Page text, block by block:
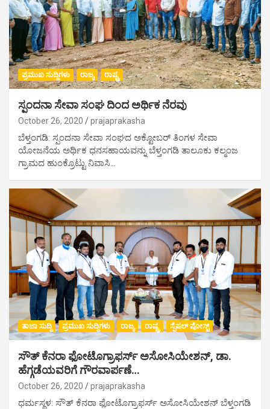
ಪ್ರಮುಖ ಸುದ್ದಿಗಳು ರಾಜ್ಯ ರಾಷ್ಟ್ರ
ಸ್ಪಂದನಾ ಸೇವಾ ಸಂಘ ದಿಂದ ಅರ್ಥಿಕ ನೆರವು
October 26, 2020 prajaprakasha
ಬೆಳ್ತಂಗಡಿ: ಸ್ಪಂದನಾ ಸೇವಾ ಸಂಘದ ಅಕ್ಟೋಬರ್ ತಿಂಗಳ ಸೇವಾ
ಯೋಜನೆಯ ಅರ್ಥಿಕ ಧನಸಹಾಯವನ್ನು ಬೆಳ್ತಂಗಡಿ ತಾಲೂಕು ಕಲ್ಮಂಜ
ಗ್ರಾಮದ ಹುಂಕ್ರೊಟ್ಟು ನಿವಾಸಿ…
ತಾಜಾ ಸುದ್ದಿ ಪ್ರಮುಖ ಸುದ್ದಿಗಳು ರಾಜ್ಯ ರಾಷ್ಟ್ರ ಸ್ಪೆಷಲ್ ಪೋಸ್ಟ್
ಸೌತ್ ಕೆನರಾ ಫೋಟೊಗ್ರಾಫರ್ಸ್ ಅಸೋಸಿಯೇಶನ್, ಡಾ.
ಹೆಗ್ಗಡೆಯವರಿಗೆ ಗೌರವಾರ್ಪಣೆ…
October 26, 2020 prajaprakasha
ಧರ್ಮಸ್ಥಳ: ಸೌತ್ ಕೆನರಾ ಫೋಟೊಗ್ರಾಫರ್ಸ್ ಅಸೋಸಿಯೇಶನ್ ಬೆಳ್ತಂಗಡಿ